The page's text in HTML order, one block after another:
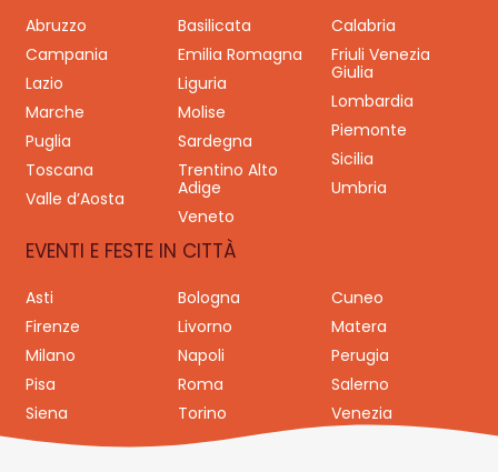
Abruzzo Basilicata
Calabria
Campania
Emilia Romagna
Friuli Venezia
Giulia
Lazio
Liguria
Lombardia
Marche
Molise
Piemonte
Puglia
Sardegna
Sicilia
Toscana
Trentino Alto
Adige
Umbria
Valle d’Aosta
Veneto
EVENTI E FESTE IN CITTÀ
Asti Bologna
Cuneo
Firenze
Livorno
Matera
Milano
Napoli
Perugia
Pisa
Roma
Salerno
Siena
Torino Venezia